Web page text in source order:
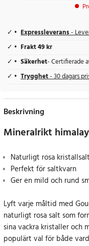
Expressleverans-
Frakt 49 kr
Säkerhet- Certifierade
Trygghet- 30 dagars
Beskrivning
Mineralrikt
Naturligt rosa
Perfekt för saltkvarn
Ger en mild och rund
Lyft varje måltid med
naturligt rosa salt som
sina vackra kristaller och
populärt val för både